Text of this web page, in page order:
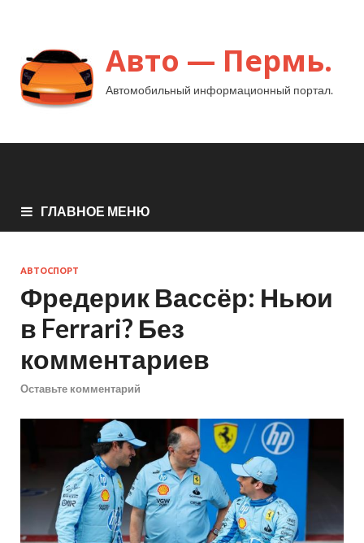
Авто — Пермь.
Автомобильный информационный портал.
ГЛАВНОЕ МЕНЮ
АВТОСПОРТ
Фредерик Вассёр: Ньюи
в Ferrari? Без
комментариев
Оставьте комментарий